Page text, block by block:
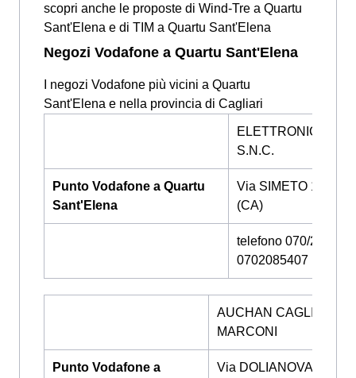
scopri anche le proposte di Wind-Tre a Quartu
Sant'Elena e di TIM a Quartu Sant'Elena
Negozi Vodafone a Quartu Sant'Elena
I negozi Vodafone più vicini a Quartu
Sant'Elena e nella provincia di Cagliari
ELETTRONICA
S.N.C.
Punto Vodafone a Quartu
Sant'Elena
Via SIMETO 13,
(CA)
telefono 070/
0702085407
AUCHAN CAGLIARI
MARCONI
Punto Vodafone a
Via DOLIANOVA, 35 -